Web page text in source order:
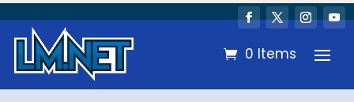
0 Items